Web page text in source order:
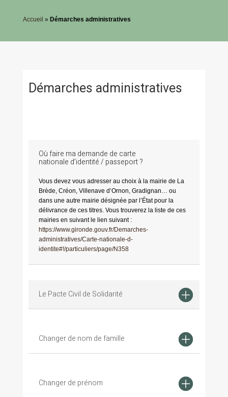
Accueil » Démarches administratives
Démarches administratives
Où faire ma demande de carte
nationale d’identité / passeport ?
Vous devez vous adresser au choix à la mairie de La
Brède, Créon, Villenave d’Ornon, Gradignan… ou
dans une autre mairie désignée par l’État pour la
délivrance de ces titres. Vous trouverez la liste de ces
mairies en suivant le lien suivant :
https://www.gironde.gouv.fr/Demarches-
administratives/Carte-nationale-d-
identite#!/particuliers/page/N358
Le Pacte Civil de Solidarité
Changer de nom de famille
Changer de prénom